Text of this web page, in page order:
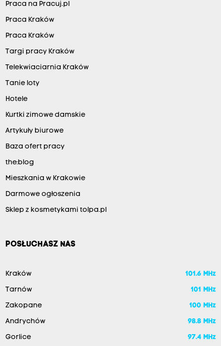
Praca na Pracuj.pl
Praca Kraków
Praca Kraków
Targi pracy Kraków
Telekwiaciarnia Kraków
Tanie loty
Hotele
Kurtki zimowe damskie
Artykuły biurowe
Baza ofert pracy
the:blog
Mieszkania w Krakowie
Darmowe ogłoszenia
Sklep z kosmetykami tolpa.pl
POSŁUCHASZ NAS
Kraków 101.6 MHz
Tarnów 101 MHz
Zakopane 100 MHz
Andrychów 98.8 MHz
Gorlice 97.4 MHz